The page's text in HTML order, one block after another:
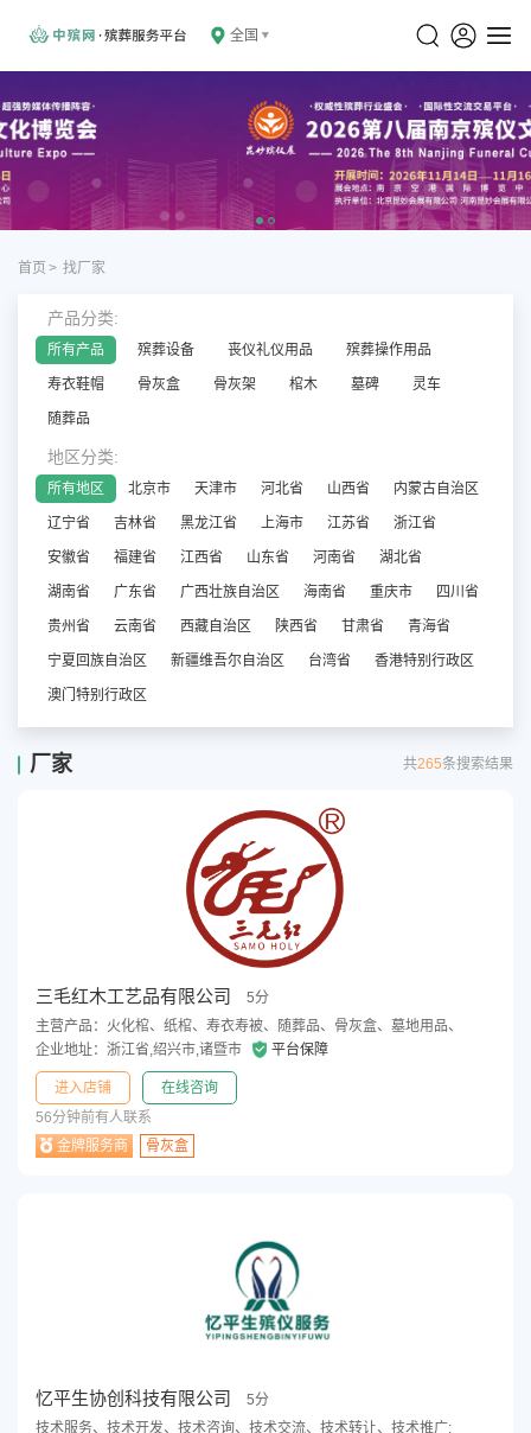
全国
首页 > 找厂家
产品分类:
所有产品 殡葬设备 丧仪礼仪用品 殡葬操作用品
寿衣鞋帽 骨灰盒 骨灰架 棺木 墓碑 灵车
随葬品
地区分类:
所有地区 北京市 天津市 河北省 山西省 内蒙古自治区
辽宁省 吉林省 黑龙江省 上海市 江苏省 浙江省
安徽省 福建省 江西省 山东省 河南省 湖北省
湖南省 广东省 广西壮族自治区 海南省 重庆市 四川省
贵州省 云南省 西藏自治区 陕西省 甘肃省 青海省
宁夏回族自治区 新疆维吾尔自治区 台湾省 香港特别行政区
澳门特别行政区
厂家 共265条搜索结果
三毛红木工艺品有限公司
5分
主营产品：火化棺、纸棺、寿衣寿被、随葬品、骨灰盒、墓地用品、
企业地址：浙江省,绍兴市,诸暨市
平台保障
进入店铺
在线咨询
56分钟前有人联系
金牌服务商
骨灰盒
忆平生协创科技有限公司
5分
技术服务、技术开发、技术咨询、技术交流、技术转让、技术推广;